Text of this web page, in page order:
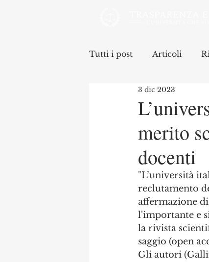
Tutti i post Articoli
merito
docenti
3 dic 2023
"L’università
reclutamento
affermazione di
l'importante e
la rivista
saggio (open
Gli autori